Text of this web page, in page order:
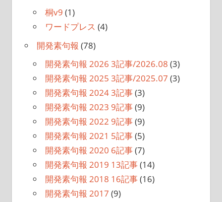
桐v9 (1)
ワードプレス (4)
開発素句報 (78)
開発素句報 2026 3記事/2026.08 (3)
開発素句報 2025 3記事/2025.07 (3)
開発素句報 2024 3記事(3)
開発素句報 2023 9記事(9)
開発素句報 2022 9記事(9)
開発素句報 2021 5記事(5)
開発素句報 2020 6記事(7)
開発素句報 2019 13記事(14)
開発素句報 2018 16記事(16)
開発素句報 2017 (9)